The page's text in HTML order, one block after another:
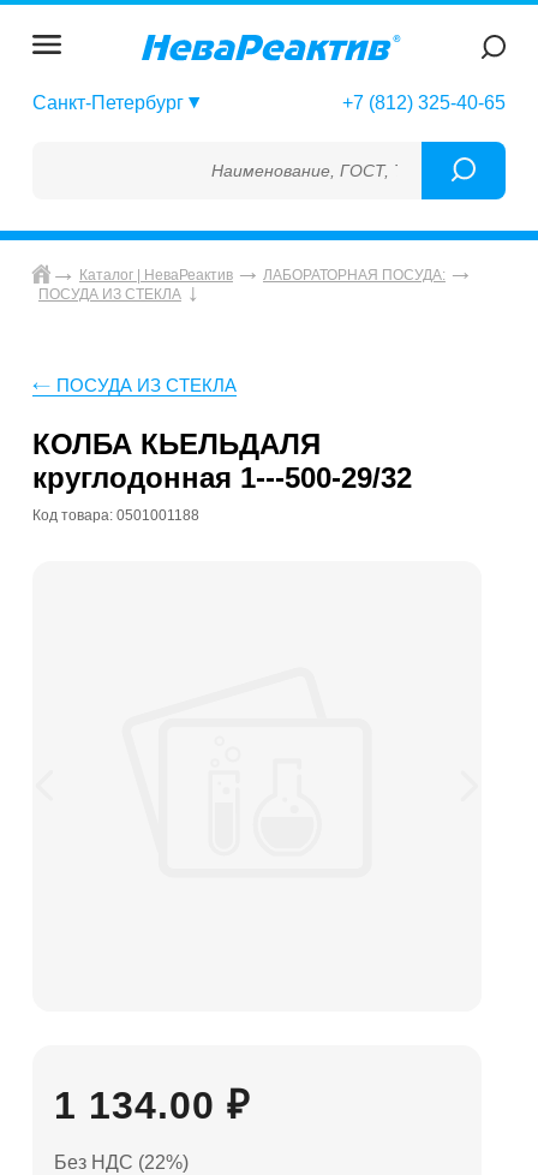
Санкт-Петербург +7 (812) 325-40-65
Наименование, ГОСТ, ТУ, ГСО, МСО,
Каталог | НеваРеактив
ЛАБОРАТОРНАЯ ПОСУДА:
ПОСУДА ИЗ СТЕКЛА
ПОСУДА ИЗ СТЕКЛА
КОЛБА КЬЕЛЬДАЛЯ
круглодонная 1---500-29/32
Код товара: 0501001188
1 134.00 ₽
Без НДС (22%)